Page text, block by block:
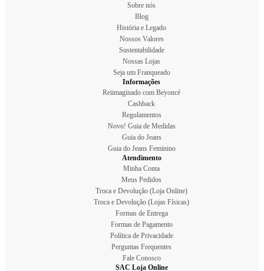
Sobre nós
Blog
História e Legado
Nossos Valores
Sustentabilidade
Nossas Lojas
Seja um Franqueado
Informações
Reiimaginado com Beyoncé
Cashback
Regulamentos
Novo! Guia de Medidas
Guia do Jeans
Guia do Jeans Feminino
Atendimento
Minha Conta
Meus Pedidos
Troca e Devolução (Loja Online)
Troca e Devolução (Lojas Físicas)
Formas de Entrega
Formas de Pagamento
Política de Privacidade
Perguntas Frequentes
Fale Conosco
SAC Loja Online